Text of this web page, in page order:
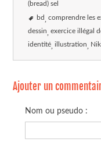
(bread) sel
bd comprendre les
dessin exercice illégal
identité illustration
Ajouter un
Nom ou pseudo :